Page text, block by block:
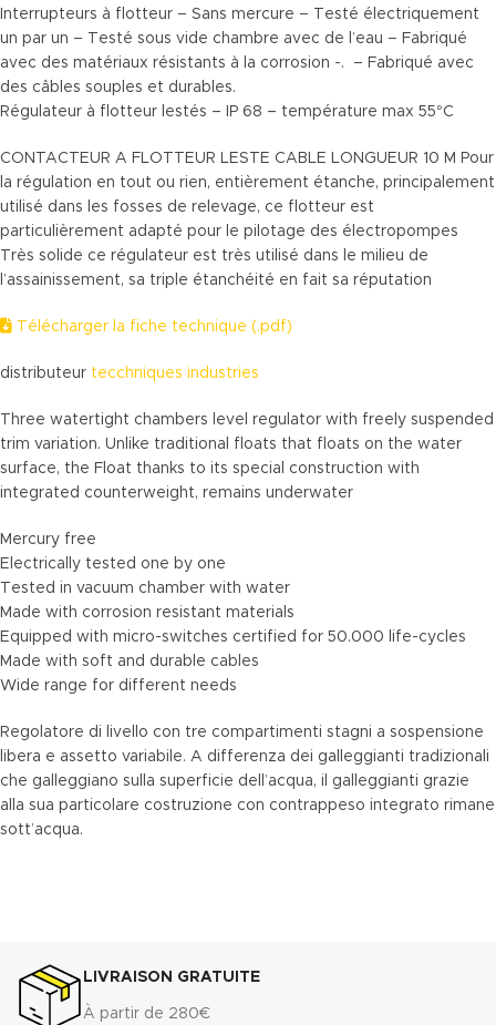
Interrupteurs à flotteur – Sans mercure – Testé électriquement
un par un – Testé sous vide chambre avec de l’eau – Fabriqué
avec des matériaux résistants à la corrosion -. – Fabriqué avec
des câbles souples et durables.
Régulateur à flotteur lestés – IP 68 – température max 55°C
CONTACTEUR A FLOTTEUR LESTE CABLE LONGUEUR 10 M Pour
la régulation en tout ou rien, entièrement étanche, principalement
utilisé dans les fosses de relevage, ce flotteur est
particulièrement adapté pour le pilotage des électropompes
Très solide ce régulateur est très utilisé dans le milieu de
l’assainissement, sa triple étanchéité en fait sa réputation
Télécharger la fiche technique (.pdf)
distributeur tecchniques industries
Three watertight chambers level regulator with freely suspended
trim variation. Unlike traditional floats that floats on the water
surface, the Float thanks to its special construction with
integrated counterweight, remains underwater
Mercury free
Electrically tested one by one
Tested in vacuum chamber with water
Made with corrosion resistant materials
Equipped with micro-switches certified for 50.000 life-cycles
Made with soft and durable cables
Wide range for different needs
Regolatore di livello con tre compartimenti stagni a sospensione
libera e assetto variabile. A differenza dei galleggianti tradizionali
che galleggiano sulla superficie dell’acqua, il galleggianti grazie
alla sua particolare costruzione con contrappeso integrato rimane
sott’acqua.
LIVRAISON GRATUITE
À partir de 280€